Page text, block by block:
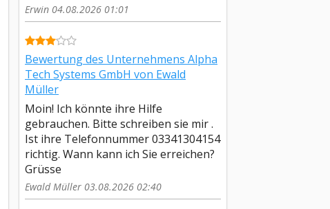
Erwin 04.08.2026 01:01
Bewertung des Unternehmens Alpha
Tech Systems GmbH von Ewald
Müller
Moin! Ich könnte ihre Hilfe
gebrauchen. Bitte schreiben sie mir .
Ist ihre Telefonnummer 03341304154
richtig. Wann kann ich Sie erreichen?
Grüsse
Ewald Müller 03.08.2026 02:40